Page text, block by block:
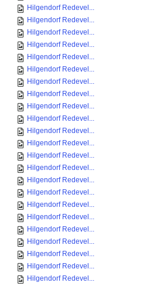
Hilgendorf Redevel...
Hilgendorf Redevel...
Hilgendorf Redevel...
Hilgendorf Redevel...
Hilgendorf Redevel...
Hilgendorf Redevel...
Hilgendorf Redevel...
Hilgendorf Redevel...
Hilgendorf Redevel...
Hilgendorf Redevel...
Hilgendorf Redevel...
Hilgendorf Redevel...
Hilgendorf Redevel...
Hilgendorf Redevel...
Hilgendorf Redevel...
Hilgendorf Redevel...
Hilgendorf Redevel...
Hilgendorf Redevel...
Hilgendorf Redevel...
Hilgendorf Redevel...
Hilgendorf Redevel...
Hilgendorf Redevel...
Hilgendorf Redevel...